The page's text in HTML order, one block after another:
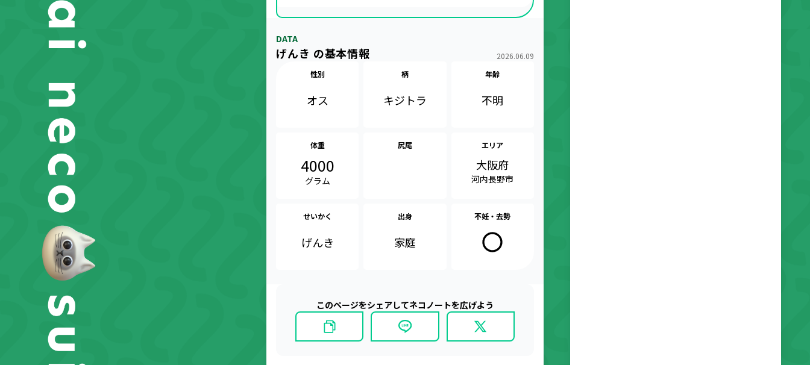
DATA
げんき の基本情報
2026.06.09
性別
オス
柄
キジトラ
年齢
不明
体重
4000
グラム
尻尾 エリア
大阪府
河内長野市
せいかく
げんき
出身
家庭
不妊・去勢
このページをシェアしてネコノートを広げよう